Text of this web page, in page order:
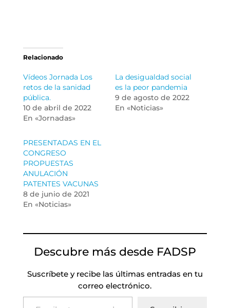
Relacionado
Vídeos Jornada Los
retos de la sanidad
pública.
10 de abril de 2022
En «Jornadas»
La desigualdad social
es la peor pandemia
9 de agosto de 2022
En «Noticias»
PRESENTADAS EN EL
CONGRESO
PROPUESTAS
ANULACIÓN
PATENTES VACUNAS
8 de junio de 2021
En «Noticias»
Descubre más desde FADSP
Suscríbete y recibe las últimas entradas en tu
correo electrónico.
Escribe tu correo electrónico…